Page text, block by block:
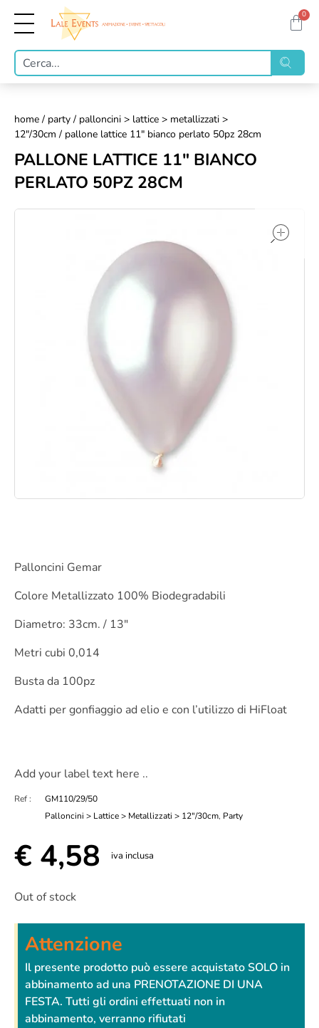
0
home / party / palloncini > lattice > metallizzati >
12"/30cm / pallone lattice 11" bianco perlato 50pz 28cm
PALLONE LATTICE 11" BIANCO
PERLATO 50PZ 28CM
Palloncini Gemar
Colore Metallizzato 100% Biodegradabili
Diametro: 33cm. / 13″
Metri cubi 0,014
Busta da 100pz
Adatti per gonfiaggio ad elio e con l’utilizzo di HiFloat
Add your label text here ..
Ref :
GM110/29/50
Palloncini > Lattice > Metallizzati > 12"/30cm, Party
€ 4,58 iva inclusa
Out of stock
Attenzione
Il presente prodotto può essere acquistato SOLO in
abbinamento ad una PRENOTAZIONE DI UNA
FESTA. Tutti gli ordini effettuati non in
abbinamento, verranno rifiutati